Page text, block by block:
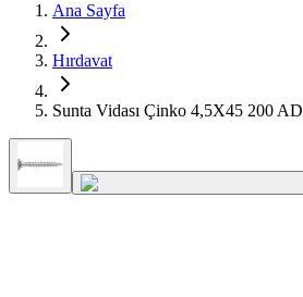
Ana Sayfa
Hırdavat
Sunta Vidası Çinko 4,5X45 200 AD